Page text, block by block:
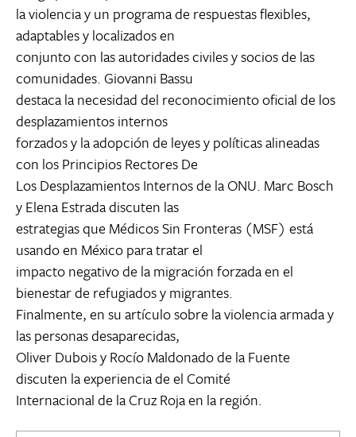
la violencia y un programa de respuestas flexibles,
adaptables y localizados en
conjunto con las autoridades civiles y socios de las
comunidades. Giovanni Bassu
destaca la necesidad del reconocimiento oficial de los
desplazamientos internos
forzados y la adopción de leyes y políticas alineadas
con los Principios Rectores De
Los Desplazamientos Internos de la ONU. Marc Bosch
y Elena Estrada discuten las
estrategias que Médicos Sin Fronteras (MSF) está
usando en México para tratar el
impacto negativo de la migración forzada en el
bienestar de refugiados y migrantes.
Finalmente, en su artículo sobre la violencia armada y
las personas desaparecidas,
Oliver Dubois y Rocío Maldonado de la Fuente
discuten la experiencia de el Comité
Internacional de la Cruz Roja en la región.